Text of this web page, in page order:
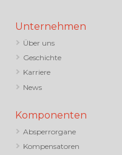
Unternehmen
Über uns
Geschichte
Karriere
News
Komponenten
Absperrorgane
Kompensatoren